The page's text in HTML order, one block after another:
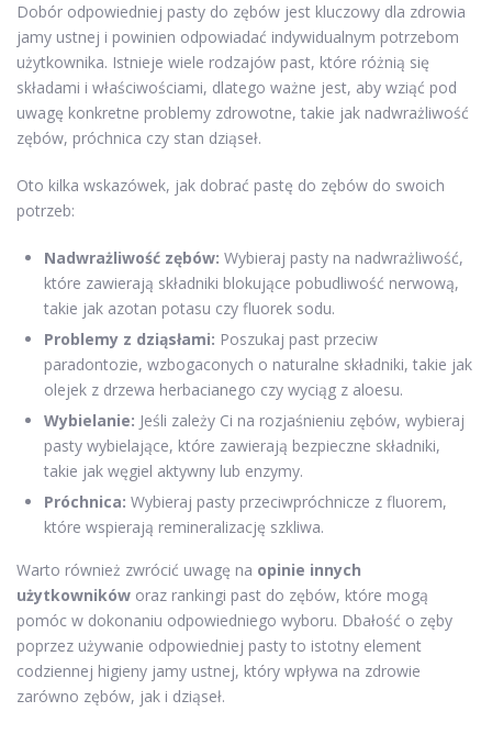
Dobór odpowiedniej pasty do zębów jest kluczowy dla zdrowia
jamy ustnej i powinien odpowiadać indywidualnym potrzebom
użytkownika. Istnieje wiele rodzajów past, które różnią się
składami i właściwościami, dlatego ważne jest, aby wziąć pod
uwagę konkretne problemy zdrowotne, takie jak nadwrażliwość
zębów, próchnica czy stan dziąseł.
Oto kilka wskazówek, jak dobrać pastę do zębów do swoich
potrzeb:
Nadwrażliwość zębów: Wybieraj pasty na nadwrażliwość,
które zawierają składniki blokujące pobudliwość nerwową,
takie jak azotan potasu czy fluorek sodu.
Problemy z dziąsłami: Poszukaj past przeciw
paradontozie, wzbogaconych o naturalne składniki, takie jak
olejek z drzewa herbacianego czy wyciąg z aloesu.
Wybielanie: Jeśli zależy Ci na rozjaśnieniu zębów, wybieraj
pasty wybielające, które zawierają bezpieczne składniki,
takie jak węgiel aktywny lub enzymy.
Próchnica: Wybieraj pasty przeciwpróchnicze z fluorem,
które wspierają remineralizację szkliwa.
Warto również zwrócić uwagę na opinie innych
użytkowników oraz rankingi past do zębów, które mogą
pomóc w dokonaniu odpowiedniego wyboru. Dbałość o zęby
poprzez używanie odpowiedniej pasty to istotny element
codziennej higieny jamy ustnej, który wpływa na zdrowie
zarówno zębów, jak i dziąseł.